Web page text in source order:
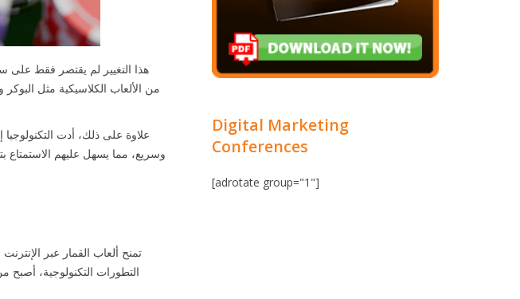
هذا التغيير لم يقتصر فقط على
من الألعاب الكلاسيكية مثل البوكر
علاوة على ذلك، أدت
وسريع، مما يسهل عليهم الاستمتاع
تمنح ألعاب القمار عبر
التطورات التكنولوجية، أصبح
Digital Marketing
Conferences
[adrotate group="1"]